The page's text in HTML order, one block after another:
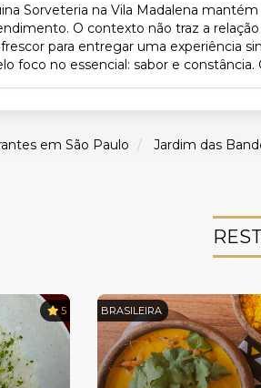
Sorveteria na Vila Madalena
O contexto não traz a
para entregar uma experiência
foco no essencial: sabor e
em São Paulo Jardim das
5 BRASILEIRA